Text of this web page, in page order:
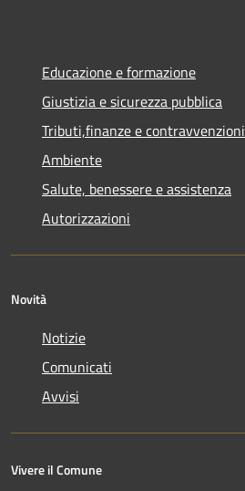
Educazione e formazione
Giustizia e sicurezza pubblica
Tributi,finanze e contravvenzioni
Ambiente
Salute, benessere e assistenza
Autorizzazioni
Novità
Notizie
Comunicati
Avvisi
Vivere il Comune